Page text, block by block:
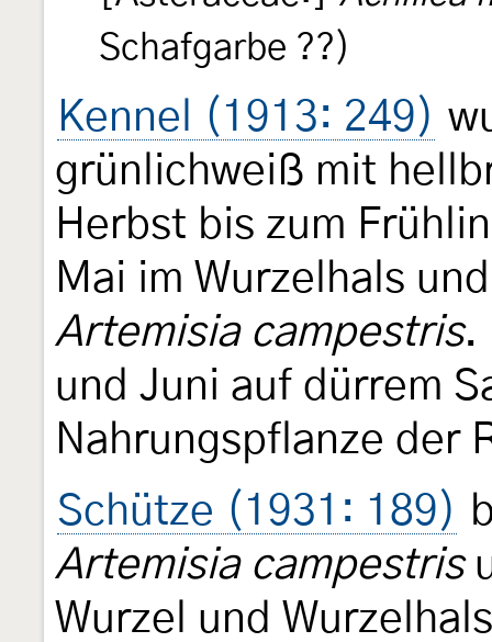
Schafgarbe ??)
Kennel (1913: 249)
grünlichweiß mit
Herbst bis zum
Mai im Wurzelhals
Artemisia campestris.
und Juni auf dürrem
Nahrungspflanze der
Schütze (1931: 189)
Artemisia campestris
Wurzel und